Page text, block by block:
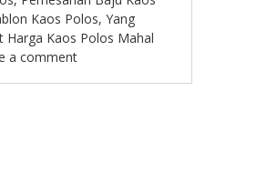
Kaos Polos,Yang
Harga Kaos Polos Mahal
a comment